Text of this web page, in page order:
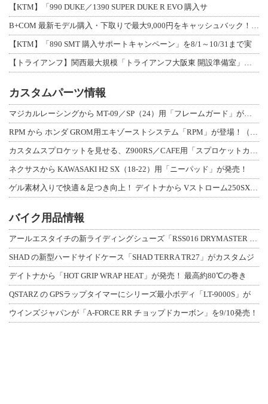
【KTM】「990 DUKE／1390 SUPER DUKE R EVO 購入サ
B+COM 最新モデル購入・下取りで最大9,000円をキャッシュバック！「B+F
【KTM】「890 SMT 購入サポートキャンペーン」を8/1～10/31まで実
【トライアンフ】関西最大規模「トライアンフ大阪東 開設準備室」がオープン！ 限定
カスタムパーツ情報
マジカルレーシングから MT-09／SP（24）用「フレームガード」が登場！
RPM から ホンダ GROM用エキゾーストシステム「RPM」が登場！（動画あり
カスタムスプロケットを見せる、Z900RS／CAFE用「スプロケットカバーフルキ
ネクサスから KAWASAKI H2 SX（18-22）用「ニーパッド」が発売！
ゲル素材入りで快適＆足つき向上！ デイトナから Vストローム250SX用「快適ロ
バイク用品情報
アールエスタイチの新ライディングシューズ「RSS016 DRYMASTER スト
SHAD の新型ハードサイドケース「SHAD TERRA TR27」がカスタムジ
デイトナから「HOT GRIP WRAP HEAT」が発売！ 最高約80℃の巻き
QSTARZ の GPSラップタイマーにシリーズ最小ボディ「LT-9000S」が
ウインズジャパンが「A-FORCE RR チョップドカーボン」を9/10発売！